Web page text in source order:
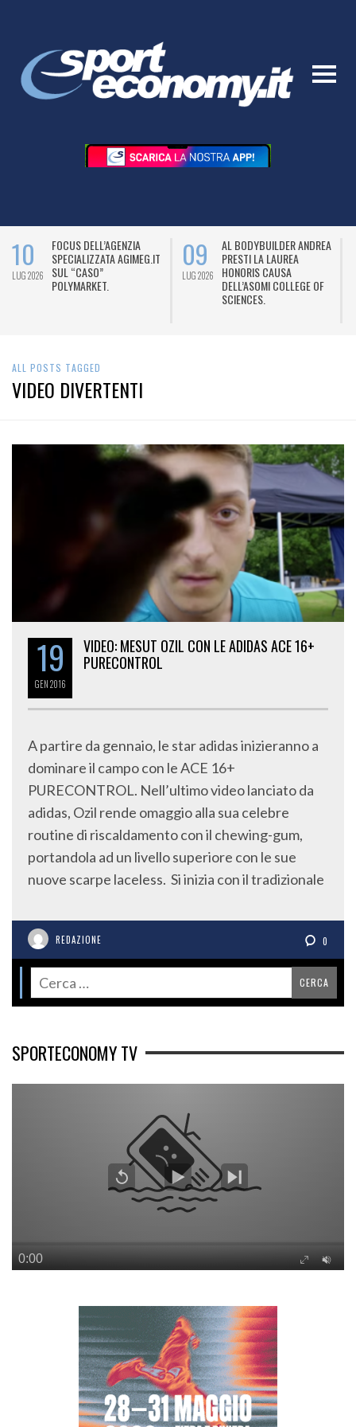
10
LUG 2026
FOCUS DELL’AGENZIA
SPECIALIZZATA AGIMEG.IT
SUL “CASO”
POLYMARKET.
09
LUG 2026
AL BODYBUILDER ANDREA
PRESTI LA LAUREA
HONORIS CAUSA
DELL’ASOMI COLLEGE OF
SCIENCES.
ALL POSTS TAGGED
VIDEO DIVERTENTI
19
GEN2016
VIDEO: MESUT OZIL CON LE ADIDAS ACE 16+
PURECONTROL
A partire da gennaio, le star adidas inizieranno a
dominare il campo con le ACE 16+
PURECONTROL. Nell’ultimo video lanciato da
adidas, Ozil rende omaggio alla sua celebre
routine di riscaldamento con il chewing-gum,
portandola ad un livello superiore con le sue
nuove scarpe laceless. Si inizia con il tradizionale
REDAZIONE 0
SPORTECONOMY TV